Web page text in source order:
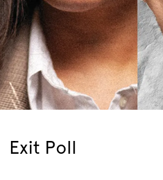
Exit Poll